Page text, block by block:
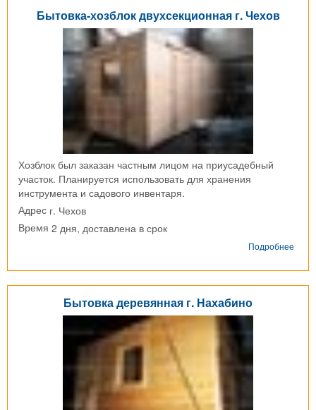
Бытовка-хозблок двухсекционная г. Чехов
Хозблок был заказан частным лицом на приусадебный
участок. Планируется использовать для хранения
инструмента и садового инвентаря.
Адрес г. Чехов
Время 2 дня, доставлена в срок
Подробнее
Бытовка деревянная г. Нахабино